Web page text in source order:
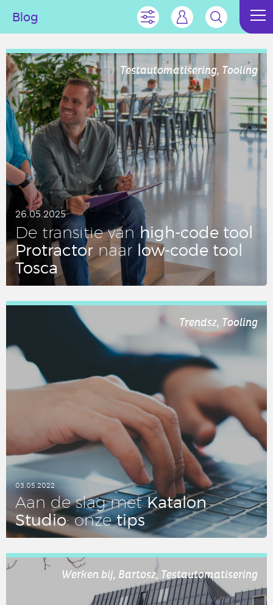
Blog
Testautomatisering, Tooling
26.05.2025
De tran­si­tie van high-code tool
Pro­trac­tornaar low-code tool
Tosca
LEES DIT ARTIKEL
Trendsz, Tooling
03.05.2022
Aan de slag metKatalon
Studio: onzetips
LEES DIT ARTIKEL
Werken bij, Bartosz, Testautomatisering